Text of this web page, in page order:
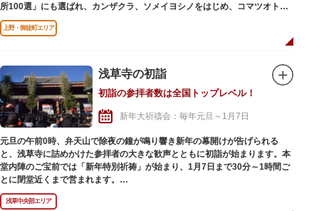
所100選」にも選ばれ、カンザクラ、ソメイヨシノをはじめ、コマツオト
メ、ウエノシラユキシダレなど上野恩賜公園発祥の桜も見ることができま
す。
祭りの期間中には、花見スペースが設けられ、園内は花見客で賑わい、日没
イトアップ。清水堂境内での舞や草花市、不忍池の畔では青空骨董市、竹の
台広場（噴水広場）での桜フェスタでは、上野をはじめとして50店舗以上の
物産展など、さまざまなイベントも催されます。
上野・御徒町エリア
浅草寺の初詣
初詣の参拝者数は全国トップレベル！
新年大祈禱会：毎年元旦～1月7日
元旦の午前0時、弁天山で除夜の鐘が鳴り響き新年の幕開けが告げられる
と、浅草寺に詰めかけた参拝者の大きな歓声とともに初詣が始まります。本
堂内陣のご宝前では「新年特別祈祷」が始まり、1月7日まで30分～1時間ご
とに閉堂近くまで営まれます。
華やかな正月飾りで彩られた仲見世通りも、初詣ならではの見どころのひと
つ。江戸時代から続くおみくじで新年の運勢を占ったり、自分や大切な人の
浅草中央部エリア